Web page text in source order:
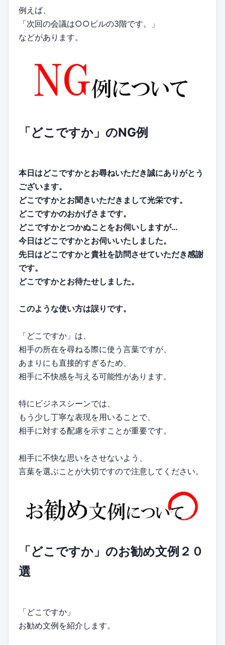
例えば、
「次回の会議は○○ビルの3階です。」
などがあります。
「どこですか」のNG例
本日はどこですかとお尋ねいただき誠にありがとう
ございます。
どこですかとお聞きいただきまして光栄です。
どこですかのおかげさまです。
どこですかとつかぬことをお伺いしますが…
今日はどこですかとお伺いいたしました。
先日はどこですかと貴社を訪問させていただき感謝
です。
どこですかとお待たせしました。
このような使い方は誤りです。
「どこですか」は、
相手の所在を尋ねる際に使う言葉ですが、
あまりにも直接的すぎるため、
相手に不快感を与える可能性があります。
特にビジネスシーンでは、
もう少し丁寧な表現を用いることで、
相手に対する配慮を示すことが重要です。
相手に不快な思いをさせないよう、
言葉を選ぶことが大切ですので注意してください。
「どこですか」のお勧め文例２０
選
「どこですか」
お勧め文例を紹介します。